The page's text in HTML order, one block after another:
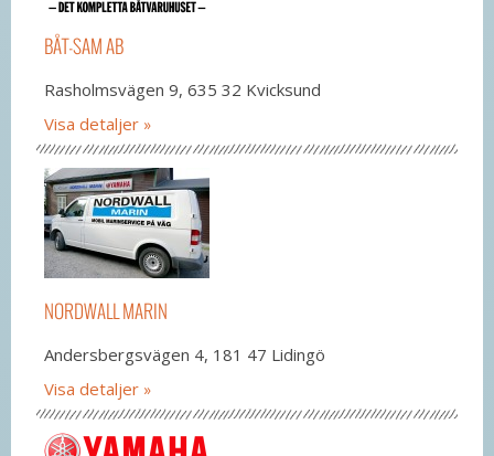
BÅT-SAM AB
Rasholmsvägen 9, 635 32 Kvicksund
Visa detaljer
NORDWALL MARIN
Andersbergsvägen 4, 181 47 Lidingö
Visa detaljer